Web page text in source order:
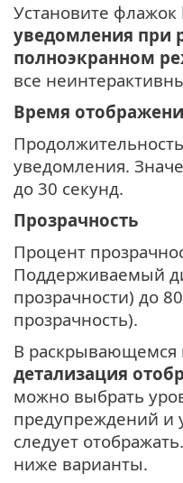
Установите флажок
уведомления при
полноэкранном
все
Время
уведомления.
до 30 секунд.
Прозрачность
Процент
Поддерживаемый
прозрачности) до
прозрачность).
В
детализация
можно выбрать
предупреждений и
следует
ниже варианты.